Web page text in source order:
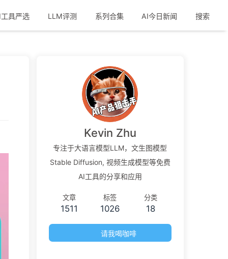
具严选 LLM评测 系列合集 AI今日新闻 搜索
Kevin Zhu
专注于大语言模型LLM，文生图模型
Stable Diffusion, 视频生成模型等免费
AI工具的分享和应用
文章
1511
标签
1026
分类
18
请我喝咖啡